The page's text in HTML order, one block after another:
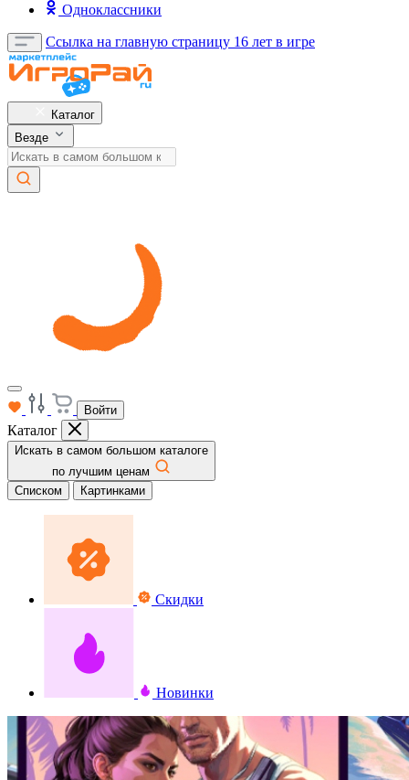
Одноклассники
Ссылка на главную страницу 16 лет в игре
Каталог
Везде
Войти
Каталог
Искать в самом большом каталоге
по лучшим ценам
Списком
Картинками
Скидки
Новинки